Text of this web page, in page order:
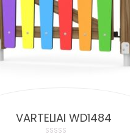
VARTELIAI WD1484